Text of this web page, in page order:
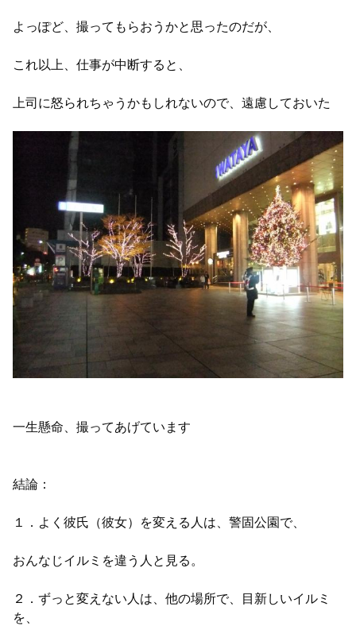
よっぽど、撮ってもらおうかと思ったのだが、
これ以上、仕事が中断すると、
上司に怒られちゃうかもしれないので、遠慮しておいた
一生懸命、撮ってあげています
結論：
１．よく彼氏（彼女）を変える人は、警固公園で、
おんなじイルミを違う人と見る。
２．ずっと変えない人は、他の場所で、目新しいイルミ
を、